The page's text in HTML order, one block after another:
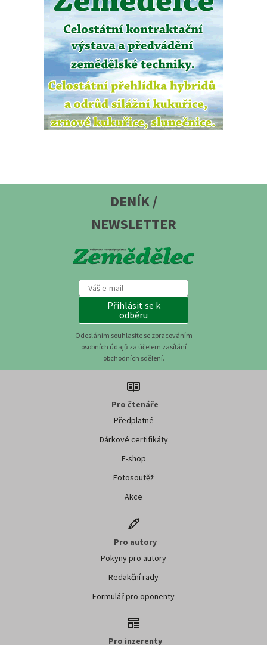
DENÍK /
NEWSLETTER
Přihlásit se k
odběru
Odesláním souhlasíte se zpracováním
osobních údajů za účelem zasílání
obchodních sdělení.
Pro čtenáře
Předplatné
Dárkové certifikáty
E-shop
Fotosoutěž
Akce
Pro autory
Pokyny pro autory
Redakční rady
Formulář pro oponenty
Pro inzerenty